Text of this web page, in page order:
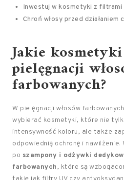
Inwestuj w kosmetyki z filtrami
Chroń włosy przed działaniem
Jakie
pielęgnacji
farbowanych?
W pielęgnacji włosów
wybierać kosmetyki, które nie
intensywność koloru, ale także
odpowiednią ochronę i nawilżenie.
po szampony i odżywki
farbowanych, które są